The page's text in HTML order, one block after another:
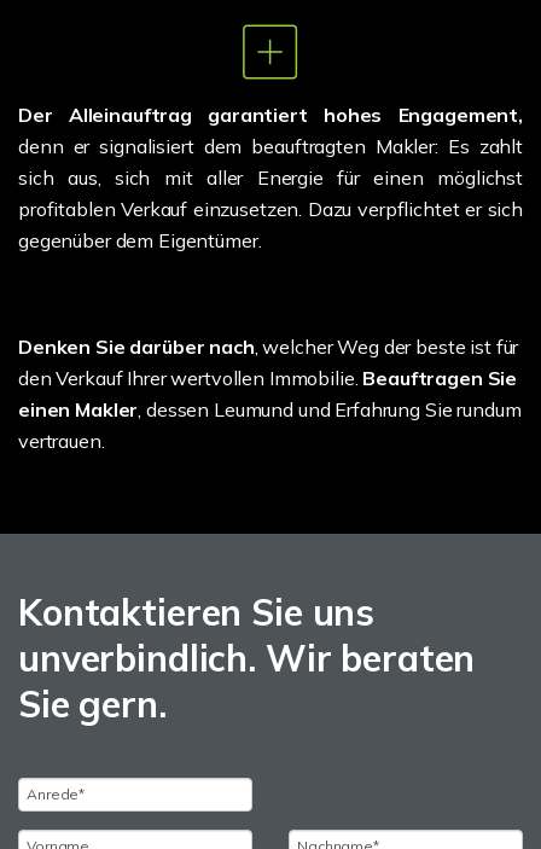
Der Alleinauftrag garantiert hohes Engagement,
denn er signalisiert dem beauftragten Makler: Es zahlt
sich aus, sich mit aller Energie für einen möglichst
profitablen Verkauf einzusetzen. Dazu verpflichtet er sich
gegenüber dem Eigentümer.
Denken Sie darüber nach , welcher Weg der beste ist für
den Verkauf Ihrer wertvollen Immobilie. Beauftragen Sie
einen Makler , dessen Leumund und Erfahrung Sie rundum
vertrauen.
Kontaktieren Sie uns
unverbindlich. Wir beraten
Sie gern.